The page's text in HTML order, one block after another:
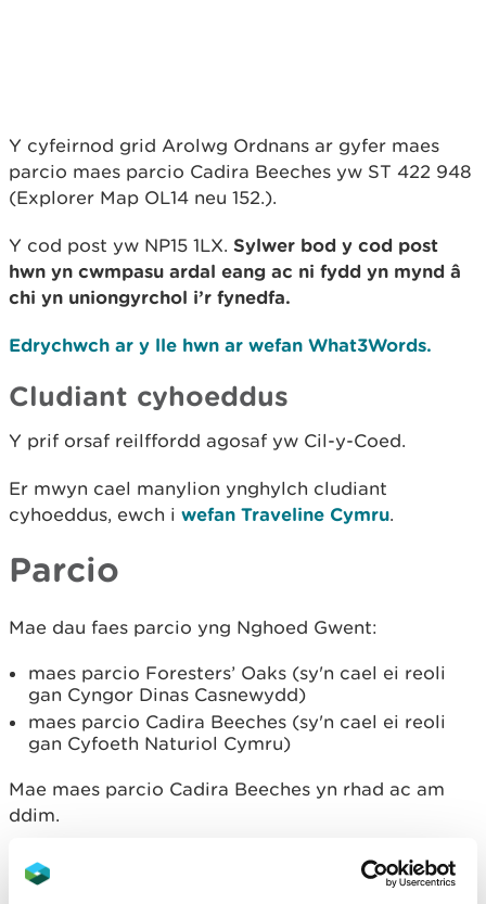
Y cyfeirnod grid Arolwg Ordnans ar gyfer maes
parcio maes parcio Cadira Beeches yw ST 422 948
(Explorer Map OL14 neu 152.).
Y cod post yw NP15 1LX. Sylwer bod y cod post
hwn yn cwmpasu ardal eang ac ni fydd yn mynd â
chi yn uniongyrchol i’r fynedfa.
Edrychwch ar y lle hwn ar wefan What3Words.
Cludiant cyhoeddus
Y prif orsaf reilffordd agosaf yw Cil-y-Coed.
Er mwyn cael manylion ynghylch cludiant
cyhoeddus, ewch i wefan Traveline Cymru.
Parcio
Mae dau faes parcio yng Nghoed Gwent:
maes parcio Foresters’ Oaks (sy'n cael ei reoli
gan Cyngor Dinas Casnewydd)
maes parcio Cadira Beeches (sy'n cael ei reoli
gan Cyfoeth Naturiol Cymru)
Mae maes parcio Cadira Beeches yn rhad ac am
ddim.
Ni chaniateir parcio dros nos.